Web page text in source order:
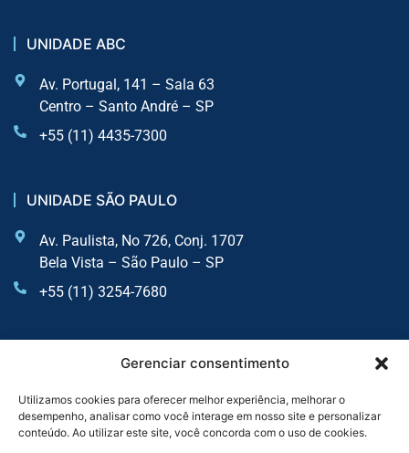
Gerenciar consentimento
Utilizamos cookies para oferecer melhor experiência, melhorar o
desempenho, analisar como você interage em nosso site e personalizar
conteúdo. Ao utilizar este site, você concorda com o uso de cookies.
UNIDADE ABC
Av. Portugal, 141 – Sala 63
Centro – Santo André – SP
+55 (11) 4435-7300
UNIDADE SÃO PAULO
Av. Paulista, No 726, Conj. 1707
Bela Vista – São Paulo – SP
+55 (11) 3254-7680
UNIDADE SOROCABA
Av. Dr Afonso Vergueiro, 2900 - Sala 6 - Vila Augusta
Sorocaba - SP